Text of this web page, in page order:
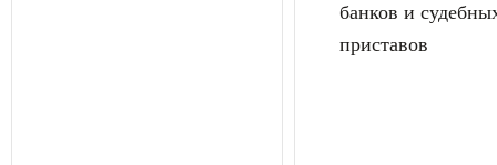
банков и
приставов